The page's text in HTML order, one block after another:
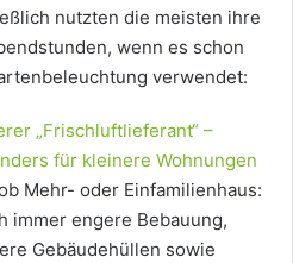
nutzten die meisten ihre
wenn es schon
verwendet:
„Frischluftlieferant“ –
für kleinere Wohnungen
Mehr- oder Einfamilienhaus:
immer engere Bebauung,
Gebäudehüllen sowie